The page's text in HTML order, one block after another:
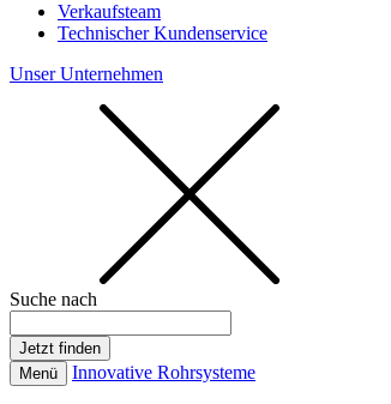
Verkaufsteam
Technischer Kundenservice
Unser Unternehmen
Suche nach
Menü Innovative Rohrsysteme